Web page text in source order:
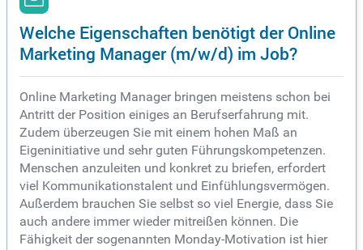
Welche Eigenschaften benötigt der Online
Marketing Manager (m/w/d) im Job?
Online Marketing Manager bringen meistens schon bei
Antritt der Position einiges an Berufserfahrung mit.
Zudem überzeugen Sie mit einem hohen Maß an
Eigeninitiative und sehr guten Führungskompetenzen.
Menschen anzuleiten und konkret zu briefen, erfordert
viel Kommunikationstalent und Einfühlungsvermögen.
Außerdem brauchen Sie selbst so viel Energie, dass Sie
auch andere immer wieder mitreißen können. Die
Fähigkeit der sogenannten Monday-Motivation ist hier